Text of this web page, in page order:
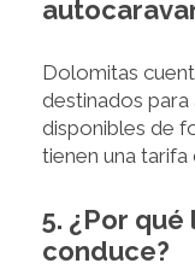
Dolomitas
destinados para
disponibles de
tienen una tarifa
5. ¿Por
conduce?